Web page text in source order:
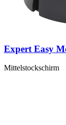
Expert Easy
Mittelstockschirm